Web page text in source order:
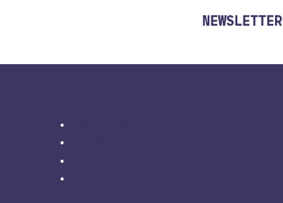
NEWSLETTER